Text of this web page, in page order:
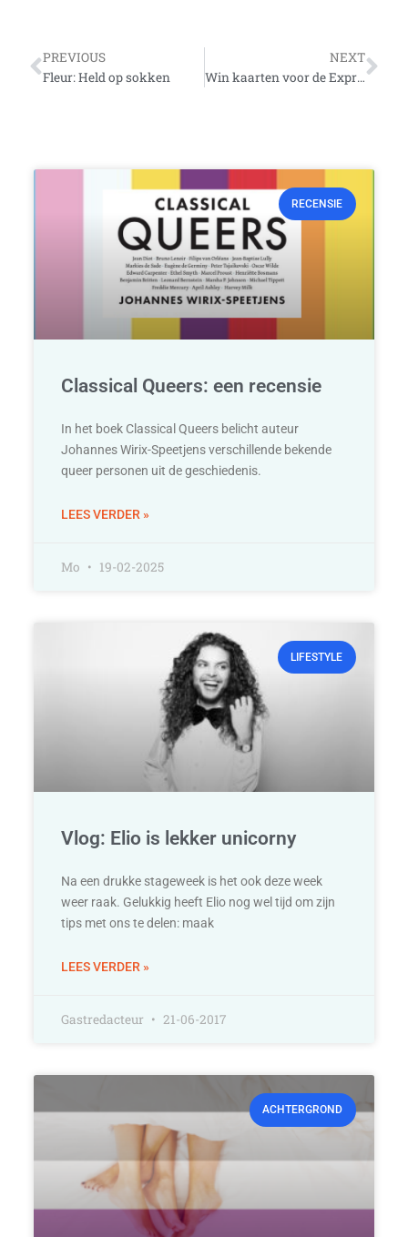
Vorige
PREVIOUS
Fleur: Held op sokken
NEXT
Win kaarten voor de Expreszo-boot tijdens Canal Parade!
RECENSIE
Classical Queers: een recensie
In het boek Classical Queers belicht auteur
Johannes Wirix-Speetjens verschillende bekende
queer personen uit de geschiedenis.
LEES VERDER »
Mo 19-02-2025
LIFESTYLE
Vlog: Elio is lekker unicorny
Na een drukke stageweek is het ook deze week
weer raak. Gelukkig heeft Elio nog wel tijd om zijn
tips met ons te delen: maak
LEES VERDER »
Gastredacteur 21-06-2017
ACHTERGROND